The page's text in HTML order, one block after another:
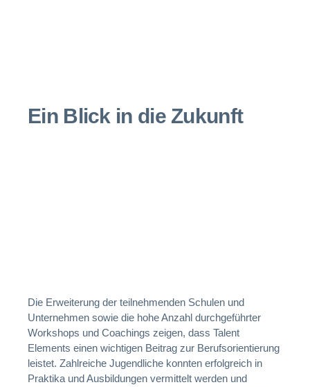
Ein Blick in die Zukunft
Die Erweiterung der teilnehmenden Schulen und
Unternehmen sowie die hohe Anzahl durchgeführter
Workshops und Coachings zeigen, dass Talent
Elements einen wichtigen Beitrag zur Berufsorientierung
leistet. Zahlreiche Jugendliche konnten erfolgreich in
Praktika und Ausbildungen vermittelt werden und